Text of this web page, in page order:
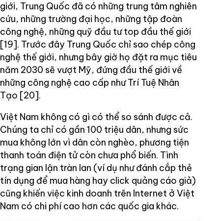
giới, Trung Quốc đã có những trung tâm nghiên
cứu, những trường đại học, những tập đoàn
công nghệ, những quỹ đầu tư top đầu thế giới
[19]. Trước đây Trung Quốc chỉ sao chép công
nghệ thế giới, nhưng bây giờ họ đặt ra mục tiêu
năm 2030 sẽ vượt Mỹ, đứng đầu thế giới về
những công nghệ cao cấp như Trí Tuệ Nhân
Tạo [20].
Việt Nam không có gì có thể so sánh được cả.
Chúng ta chỉ có gần 100 triệu dân, nhưng sức
mua không lớn vì dân còn nghèo, phương tiện
thanh toán điện tử còn chưa phổ biến. Tình
trạng gian lận tràn lan (ví dụ như đánh cắp thẻ
tín dụng để mua hàng hay click quảng cáo giả)
cũng khiến việc kinh doanh trên Internet ở Việt
Nam có chi phí cao hơn các quốc gia khác.